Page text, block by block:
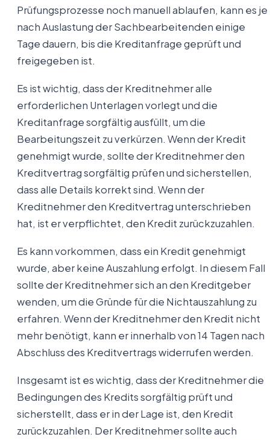
Prüfungsprozesse noch manuell ablaufen, kann es je
nach Auslastung der Sachbearbeitenden einige
Tage dauern, bis die Kreditanfrage geprüft und
freigegeben ist.
Es ist wichtig, dass der Kreditnehmer alle
erforderlichen Unterlagen vorlegt und die
Kreditanfrage sorgfältig ausfüllt, um die
Bearbeitungszeit zu verkürzen. Wenn der Kredit
genehmigt wurde, sollte der Kreditnehmer den
Kreditvertrag sorgfältig prüfen und sicherstellen,
dass alle Details korrekt sind. Wenn der
Kreditnehmer den Kreditvertrag unterschrieben
hat, ist er verpflichtet, den Kredit zurückzuzahlen.
Es kann vorkommen, dass ein Kredit genehmigt
wurde, aber keine Auszahlung erfolgt. In diesem Fall
sollte der Kreditnehmer sich an den Kreditgeber
wenden, um die Gründe für die Nichtauszahlung zu
erfahren. Wenn der Kreditnehmer den Kredit nicht
mehr benötigt, kann er innerhalb von 14 Tagen nach
Abschluss des Kreditvertrags widerrufen werden.
Insgesamt ist es wichtig, dass der Kreditnehmer die
Bedingungen des Kredits sorgfältig prüft und
sicherstellt, dass er in der Lage ist, den Kredit
zurückzuzahlen. Der Kreditnehmer sollte auch